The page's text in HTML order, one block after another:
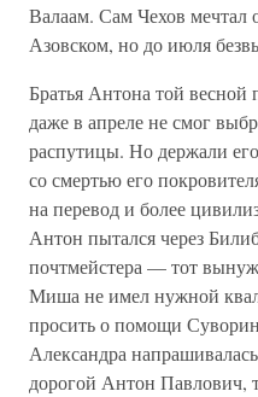
Валаам. Сам Чехов
Азовском, но до июля
Братья Антона той
даже в апреле не смог
распутицы. Но держали
со смертью его
на перевод и более
Антон пытался через
почтмейстера — тот
Миша не имел нужной
просить о помощи
Александра
дорогой Антон Павлович,